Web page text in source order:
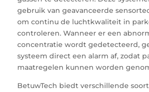
gebruik van geavanceerde
om continu de luchtkwaliteit in
controleren. Wanneer er een
concentratie wordt gedetecteerd,
systeem direct een alarm af, zodat
maatregelen kunnen worden
BetuwTech biedt verschillende